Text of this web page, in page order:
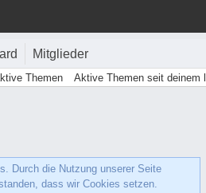
Mitglieder
Themen Aktive Themen seit deinem
Durch die Nutzung unserer Seite
dass wir Cookies setzen.